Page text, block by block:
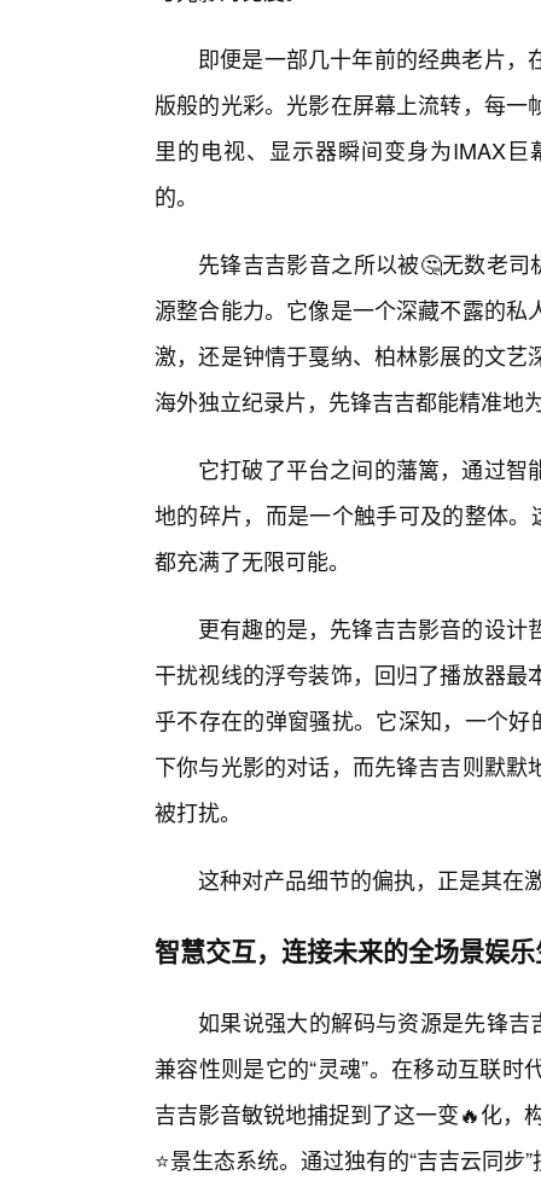
即便是一部几十年前的经典老片
版般的光彩。光影在屏幕上流转，每
里的电视、显示器瞬间变身为IMAX
的。
先锋吉吉影音之所以被🤔无数老司
源整合能力。它像是一个深藏不露的
激，还是钟情于戛纳、柏林影展的文
海外独立纪录片，先锋吉吉都能精准地
它打破了平台之间的藩篱，通过
地的碎片，而是一个触手可及的整体
都充满了无限可能。
更有趣的是，先锋吉吉影音的设
干扰视线的浮夸装饰，回归了播放器
乎不存在的弹窗骚扰。它深知，一个
下你与光影的对话，而先锋吉吉则默
被打扰。
这种对产品细节的偏执，正是其在
智慧交互，连接未来的全场景娱
如果说强大的解码与资源是先锋吉
兼容性则是它的“灵魂”。在移动互联
吉吉影音敏锐地捕捉到了这一变🔥化，
⭐景生态系统。通过独有的“吉吉云同